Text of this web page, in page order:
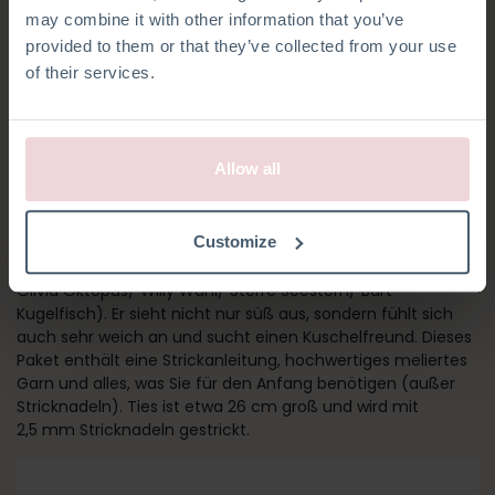
may combine it with other information that you’ve
provided to them or that they’ve collected from your use
of their services.
Allow all
Customize
TIES SCHILDKRÖTE
Ties ist Teil eines Sets von Meerestieren (Karel Krabbe/
Olivia Oktopus/ Willy Wahl/ Sterre Seestern/ Bart
Kugelfisch). Er sieht nicht nur süß aus, sondern fühlt sich
auch sehr weich an und sucht einen Kuschelfreund. Dieses
Paket enthält eine Strickanleitung, hochwertiges meliertes
Garn und alles, was Sie für den Anfang benötigen (außer
Stricknadeln). Ties ist etwa 26 cm groß und wird mit
2,5 mm Stricknadeln gestrickt.